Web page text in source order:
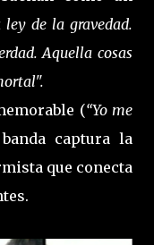
ley de la gravedad.
Aquella cosas
(“Yo me
captura la
que conecta